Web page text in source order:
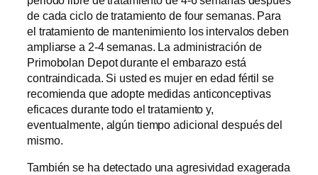
de cada ciclo de tratamiento de four semanas. Para
el tratamiento de mantenimiento los intervalos deben
ampliarse a 2-4 semanas. La administración de
Primobolan Depot durante el embarazo está
contraindicada. Si usted es mujer en edad fértil se
recomienda que adopte medidas anticonceptivas
eficaces durante todo el tratamiento y,
eventualmente, algún tiempo adicional después del
mismo.
También se ha detectado una agresividad exagerada